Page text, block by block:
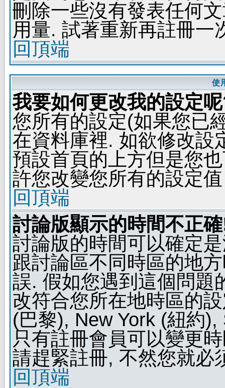
刪除一些沒有發表任何
用量. 試著重新再註冊一
回頂端
使
我要如何更改我的設定
您所有的設定(如果您已
在資料庫裡. 如欲修改設
預設首頁的上方但是您
許您改變您所有的設定值
回頂端
討論版顯示的時間不正
討論版的時間可以確定
跟討論區不同時區的地
誤. 假如您遇到這個問題
改符合您所在地時區的
(巴黎), New York (紐約
只有註冊會員可以變更
請趕緊註冊, 不然您就必
回頂端